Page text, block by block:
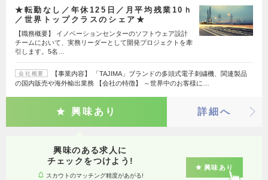
★転勤なし／年休125日／月平均残業10ｈ
／世界トップクラスのシェア★
【職務概要】 イノベーションセンターのソフトウェア設計
チームにおいて、実務リーダーとして開発プロジェクトを牽
引します。5名…
会社概要
【事業内容】 「TAJIMA」ブランドの多頭式電子刺繍機、関連製品
の国内販売や海外輸出業務 【会社の特徴】 ～世界中のお客様に…
興味あり 詳細へ
興味のある求人に
チェックをつけよう!
スカウトのマッチング精度があがる!
興味あり